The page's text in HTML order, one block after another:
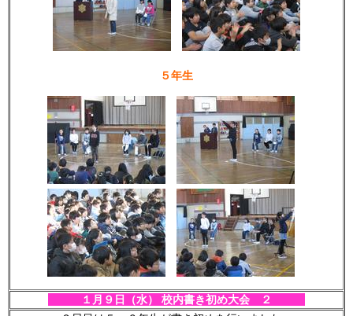
５年生
１月９日（水） 校内書き初め大会 ２